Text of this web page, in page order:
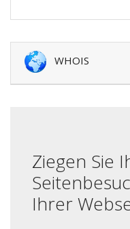
WHOIS
Ziegen Sie
Ihrer